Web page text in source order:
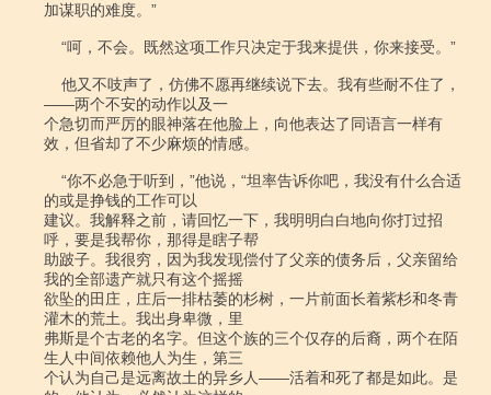
加谋职的难度。”
――两个不安的动作以及一
个急切而严厉的眼神落在他脸上，向他表达了同语言一样有
效，但省却了不少麻烦的情感。
的或是挣钱的工作可以
建议。我解释之前，请回忆一下，我明明白白地向你打过招
呼，要是我帮你，那得是瞎子帮
助跛子。我很穷，因为我发现偿付了父亲的债务后，父亲留给
我的全部遗产就只有这个摇摇
欲坠的田庄，庄后一排枯萎的杉树，一片前面长着紫杉和冬青
灌木的荒土。我出身卑微，里
弗斯是个古老的名字。但这个族的三个仅存的后裔，两个在陌
生人中间依赖他人为生，第三
个认为自己是远离故土的异乡人――活着和死了都是如此。是